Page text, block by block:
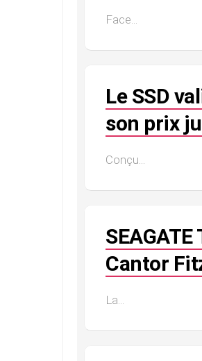
Face...
Le SSD
son prix
Conçu...
SEAGATE
Cantor
La...